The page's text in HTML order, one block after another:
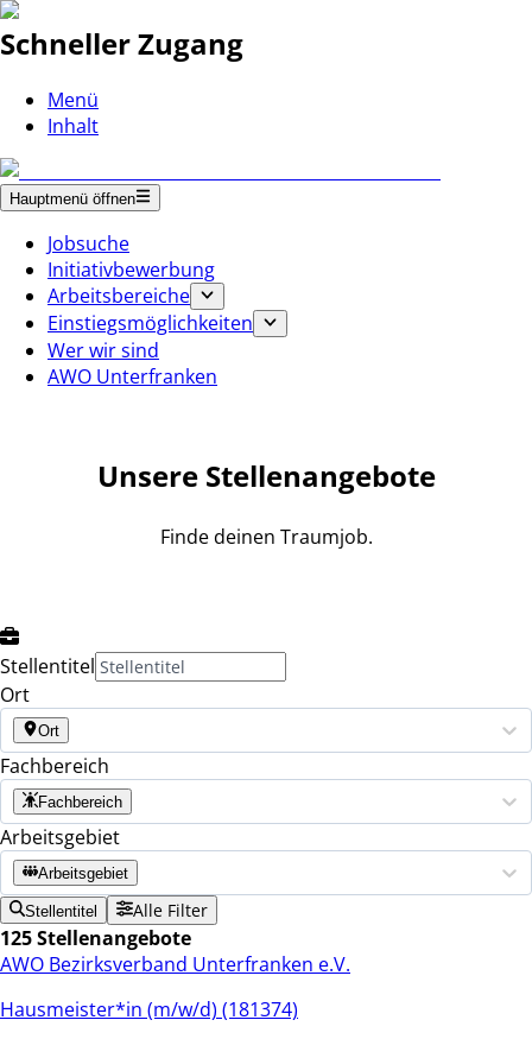
Schneller Zugang
Menü
Inhalt
Hauptmenü öffnen
Jobsuche
Initiativbewerbung
Arbeitsbereiche
Einstiegsmöglichkeiten
Wer wir sind
AWO Unterfranken
Unsere Stellenangebote
Finde deinen Traumjob.
Stellentitel
Ort
Ort
Fachbereich
Fachbereich
Arbeitsgebiet
Arbeitsgebiet
Stellentitel Alle Filter
125 Stellenangebote
AWO Bezirksverband Unterfranken e.V.
Hausmeister*in (m/w/d) (181374)